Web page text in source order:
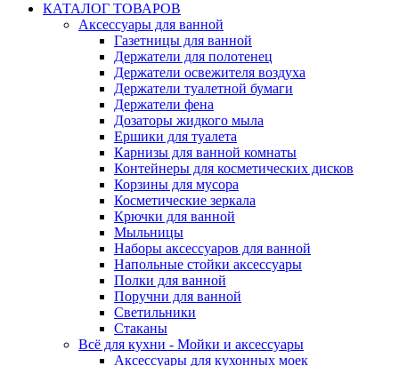
КАТАЛОГ ТОВАРОВ
Аксессуары для ванной
Газетницы для ванной
Держатели для полотенец
Держатели освежителя воздуха
Держатели туалетной бумаги
Держатели фена
Дозаторы жидкого мыла
Ершики для туалета
Карнизы для ванной комнаты
Контейнеры для косметических дисков
Корзины для мусора
Косметические зеркала
Крючки для ванной
Мыльницы
Наборы аксессуаров для ванной
Напольные стойки аксессуары
Полки для ванной
Поручни для ванной
Светильники
Стаканы
Всё для кухни - Мойки и аксессуары
Аксессуары для кухонных моек